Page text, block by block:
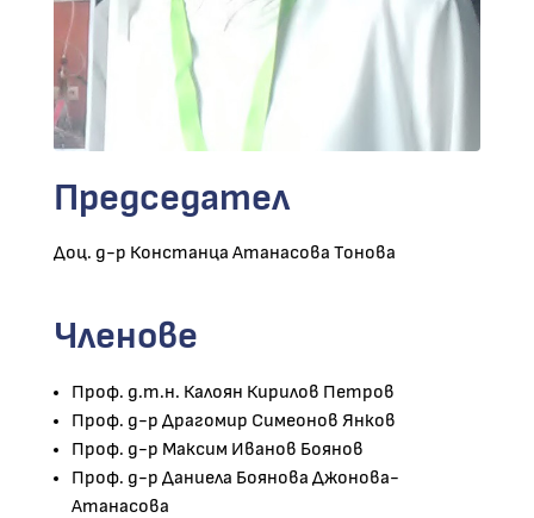
Председател
Доц. д-р Констанца Атанасова Тонова
Членове
Проф. д.т.н. Калоян Кирилов Петров
Проф. д-р Драгомир Симеонов Янков
Проф. д-р Максим Иванов Боянов
Проф. д-р Даниела Боянова Джонова-
Атанасова